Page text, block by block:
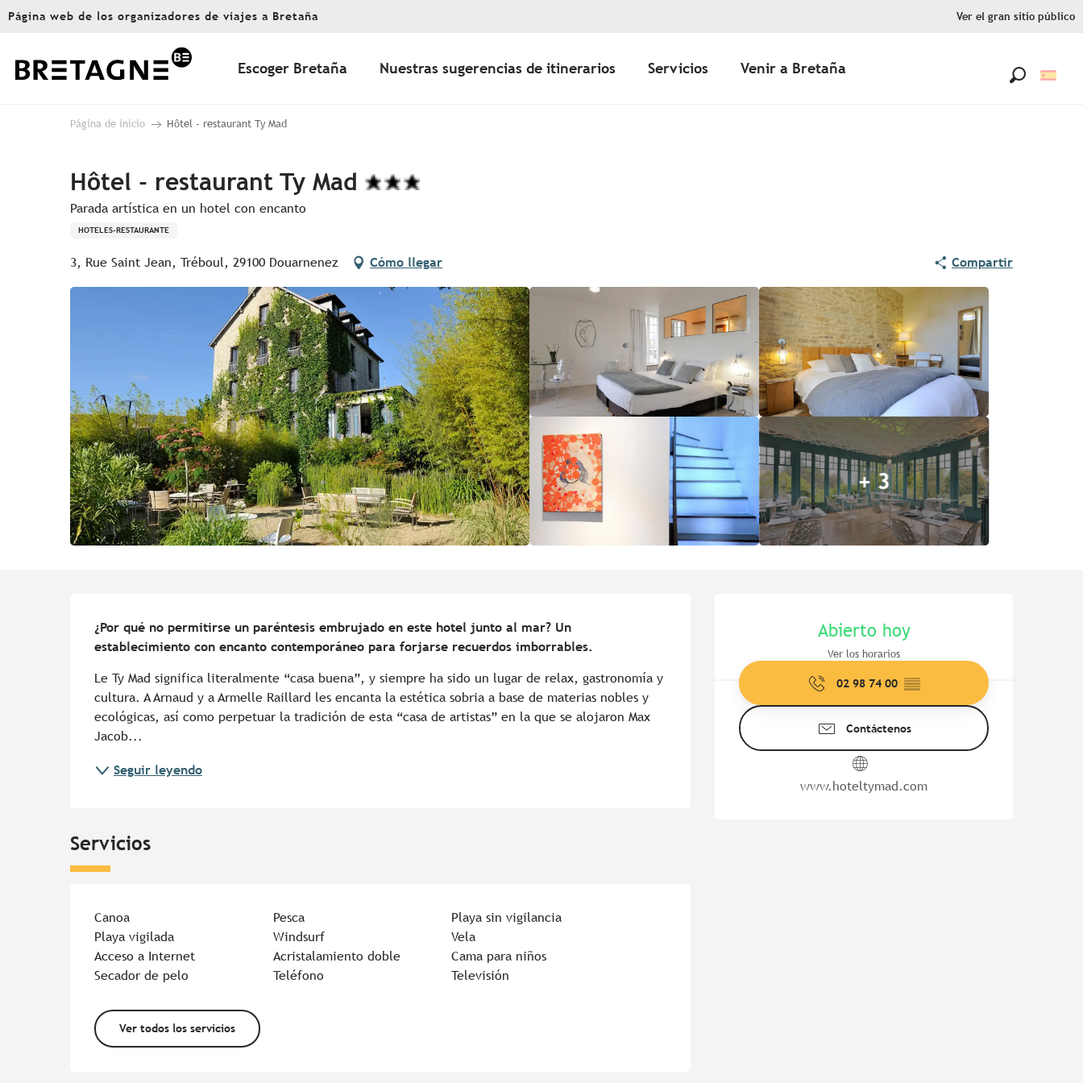
Aller
principal
Página web de los organizadores de viajes a Bretaña Ver el gran sitio público
Escoger Bretaña Nuestras sugerencias de itinerarios Servicios Venir a Bretaña
Página de inicio Hôtel - restaurant Ty Mad
Hôtel - restaurant Ty Mad
Parada artística en un hotel con encanto
HOTELES-RESTAURANTE
3, Rue Saint Jean, Tréboul, 29100 Douarnenez Cómo llegar Compartir
+ 3
Abierto hoy
Ver los horarios
02 98 74 00 ▒▒
Contáctenos
www.hoteltymad.com
¿Por qué no permitirse un paréntesis embrujado en este hotel junto al mar? Un
establecimiento con encanto contemporáneo para forjarse recuerdos imborrables.
Le Ty Mad significa literalmente “casa buena”, y siempre ha sido un lugar de relax, gastronomía y
cultura. A Arnaud y a Armelle Raillard les encanta la estética sobria a base de materias nobles y
ecológicas, así como perpetuar la tradición de esta “casa de artistas” en la que se alojaron Max
Jacob...
Seguir leyendo
Servicios
Canoa Pesca
Playa sin vigilancia
Playa vigilada
Windsurf
Vela
Acceso a Internet
Acristalamiento doble
Cama para niños
Secador de pelo
Teléfono Televisión
Ver todos los servicios